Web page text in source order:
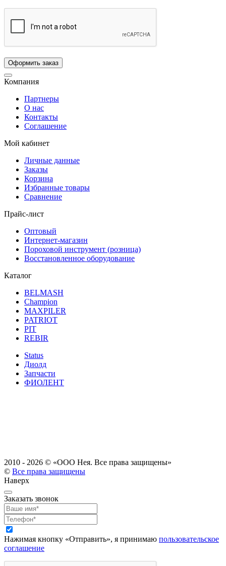
Компания
Партнеры
О нас
Контакты
Соглашение
Мой кабинет
Личные данные
Заказы
Корзина
Избранные товары
Сравнение
Прайс-лист
Оптовый
Интернет-магазин
Пороховой инструмент (розница)
Восстановленное оборудование
Каталог
BELMASH
Champion
MAXPILER
PATRIOT
PIT
REBIR
Status
Диолд
Запчасти
ФИОЛЕНТ
2010 - 2026 © «ООО Нея. Все права защищены»
© Все права защищены
Наверх
Заказать звонок
Нажимая кнопку «Отправить», я принимаю пользовательское
соглашение